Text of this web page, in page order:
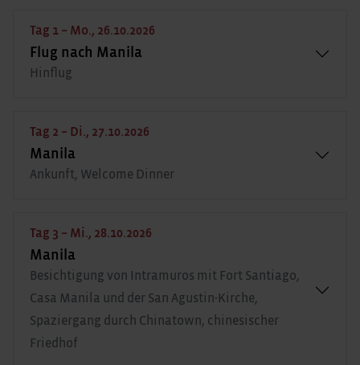
Tag 1 – Mo., 26.10.2026
Flug nach Manila
Hinflug
Tag 2 – Di., 27.10.2026
Manila
Ankunft, Welcome Dinner
Tag 3 – Mi., 28.10.2026
Manila
Besichtigung von Intramuros mit Fort Santiago,
Casa Manila und der San Agustin-Kirche,
Spaziergang durch Chinatown, chinesischer
Friedhof